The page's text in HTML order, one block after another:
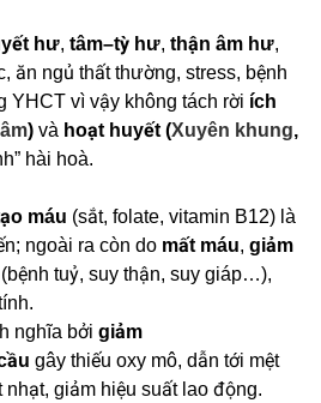
hư, tâm–tỳ hư, thận âm hư,
ăn ngủ thất thường, stress, bệnh
YHCT vì vậy không tách rời ích
) và hoạt huyết (Xuyên khung,
hài hoà.
máu (sắt, folate, vitamin B12) là
ngoài ra còn do mất máu, giảm
(bệnh tuỷ, suy thận, suy giáp…),
nghĩa bởi giảm
gây thiếu oxy mô, dẫn tới mệt
nhạt, giảm hiệu suất lao động.